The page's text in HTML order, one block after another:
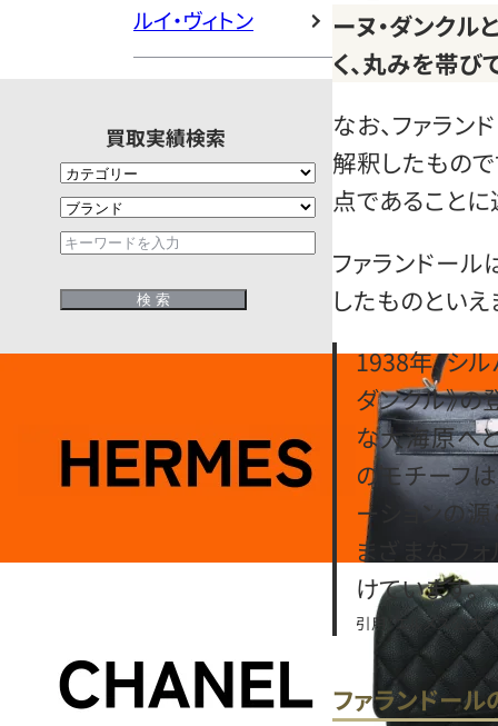
ルイ・ヴィトン
買取実績検索
ーヌ・ダンクル
く、丸みを帯び
なお、ファラン
解釈したもの
点であること
ファランドール
したものといえ
1938年、シル
ダンクル》
な大海原へ
のモチーフ
ーションの
まざまなフ
けています。
引用：エルメス公式
ファランドー